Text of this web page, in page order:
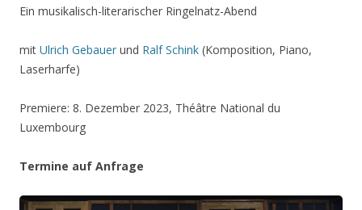
Ein musikalisch-literarischer Ringelnatz-Abend
mit Ulrich Gebauer und Ralf Schink (Komposition, Piano,
Laserharfe)
Premiere: 8. Dezember 2023, Théâtre National du
Luxembourg
Termine auf Anfrage